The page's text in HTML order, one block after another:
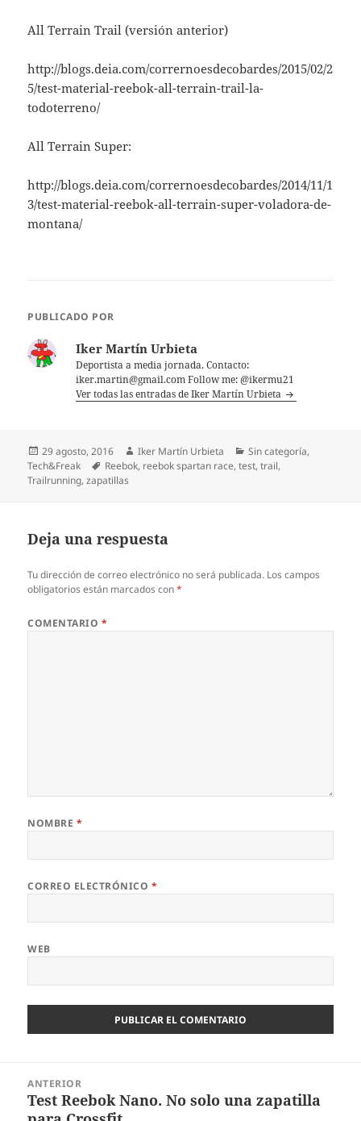
All Terrain Trail (versión anterior)
http://blogs.deia.com/corrernoesdecobardes/2015/02/2
5/test-material-reebok-all-terrain-trail-la-
todoterreno/
All Terrain Super:
http://blogs.deia.com/corrernoesdecobardes/2014/11/1
3/test-material-reebok-all-terrain-super-voladora-de-
montana/
PUBLICADO POR
Iker Martín Urbieta
Deportista a media jornada. Contacto:
iker.martin@gmail.com Follow me: @ikermu21
Ver todas las entradas de Iker Martín Urbieta
Publicado
el
29 agosto, 2016 Autor
Iker Martín Urbieta Categorías
Sin categoría,
Tech&Freak
Etiquetas
Reebok, reebok spartan race,test,trail,
Trailrunning,zapatillas
Deja una respuesta
Tu dirección de correo electrónico no será publicada. Los campos
obligatorios están marcados con*
COMENTARIO *
NOMBRE *
CORREO ELECTRÓNICO *
WEB
entradas
ANTERIOR
Entrada
Test Reebok Nano. No solo una zapatilla